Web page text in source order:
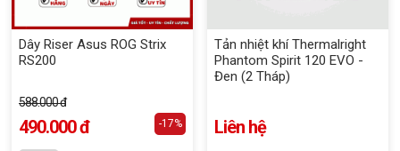
Dây Riser Asus ROG Strix
RS200
588.000 đ
490.000 đ -17%
Tản nhiệt khí Thermalright
Phantom Spirit 120 EVO -
Đen (2 Tháp)
Liên hệ